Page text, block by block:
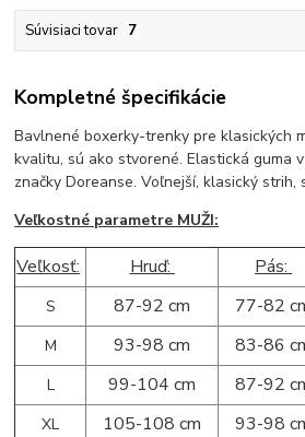
Súvisiaci tovar 7
Kompletné špecifikácie
Bavlnené boxerky-trenky pre klasických
kvalitu, sú ako stvorené. Elastická guma
značky Doreanse. Voľnejší, klasický strih,
Veľkostné parametre MUŽI:
Veľkosť: Hruď: Pás:
S 87-92 cm 77-82
M 93-98 cm 83-86
L 99-104 cm 87-92
XL 105-108 cm 93-98